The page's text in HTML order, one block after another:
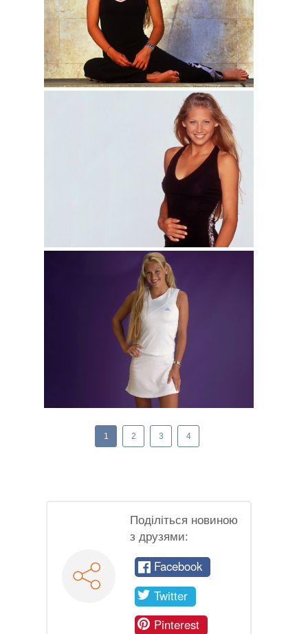
1 2 3 4
Поділіться новиною
з друзями:
Facebook
Twitter
Pinterest